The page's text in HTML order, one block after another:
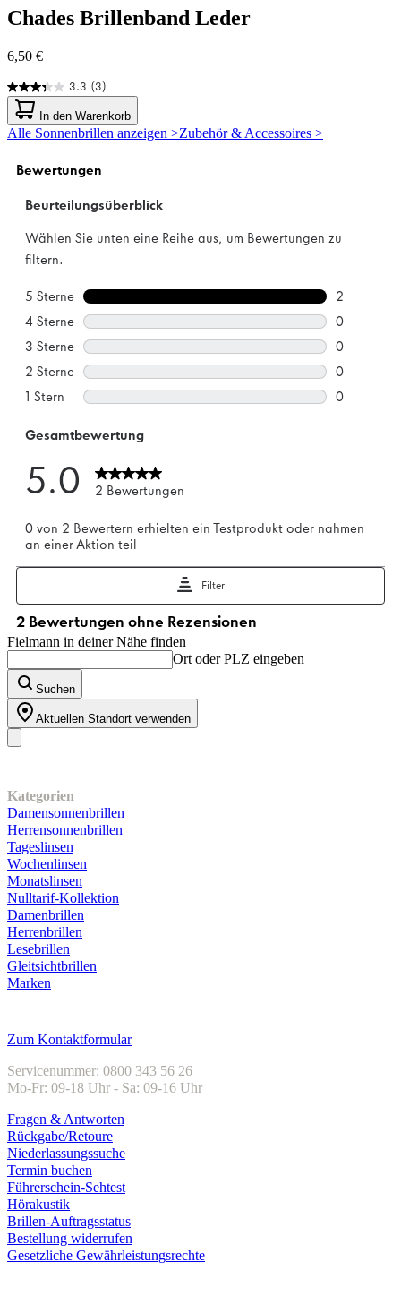
Chades Brillenband Leder
6,50 €
3.3 (3)
3.3
von
5
Sternen.
Bewertungen
In den Warenkorb
Alle Sonnenbrillen anzeigen >Zubehör & Accessoires >
Fielmann in deiner Nähe finden
Ort oder PLZ eingeben
Suchen
Aktuellen Standort verwenden
Kategorien
Damensonnenbrillen
Herrensonnenbrillen
Tageslinsen
Wochenlinsen
Monatslinsen
Nulltarif-Kollektion
Damenbrillen
Herrenbrillen
Lesebrillen
Gleitsichtbrillen
Marken
Zum Kontaktformular
Servicenummer: 0800 343 56 26
Mo-Fr: 09-18 Uhr - Sa: 09-16 Uhr
Fragen & Antworten
Rückgabe/Retoure
Niederlassungssuche
Termin buchen
Führerschein-Sehtest
Hörakustik
Brillen-Auftragsstatus
Bestellung widerrufen
Gesetzliche Gewährleistungsrechte